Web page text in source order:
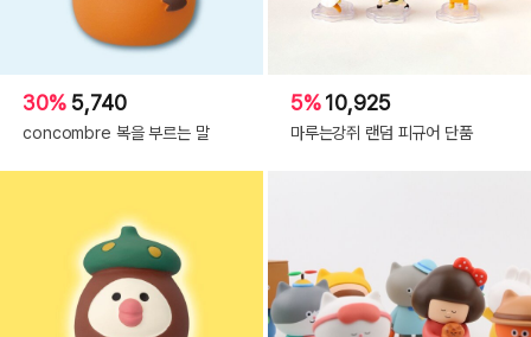
30% 5,740
concombre 복을 부르는 말
5%10,925
마루는강쥐 랜덤 피규어 단품